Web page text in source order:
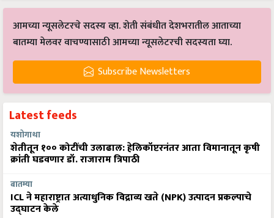
आमच्या न्यूसलेटरचे सदस्य व्हा. शेती संबंधीत देशभरातील आताच्या
बातम्या मेलवर वाचण्यासाठी आमच्या न्यूसलेटरची सदस्यता घ्या.
Subscribe Newsletters
Latest feeds
यशोगाथा
शेतीतून १०० कोटींची उलाढाल: हेलिकॉप्टरनंतर आता विमानातून कृषी
क्रांती घडवणार डॉ. राजाराम त्रिपाठी
बातम्या
ICL ने महाराष्ट्रात अत्याधुनिक विद्राव्य खते (NPK) उत्पादन प्रकल्पाचे
उद्घाटन केले